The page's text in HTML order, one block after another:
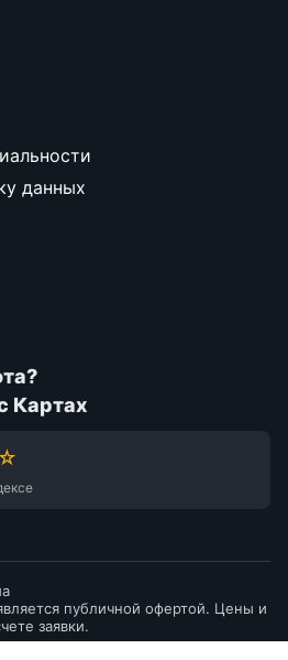
данных
Картах
публичной офертой. Цены и
заявки.